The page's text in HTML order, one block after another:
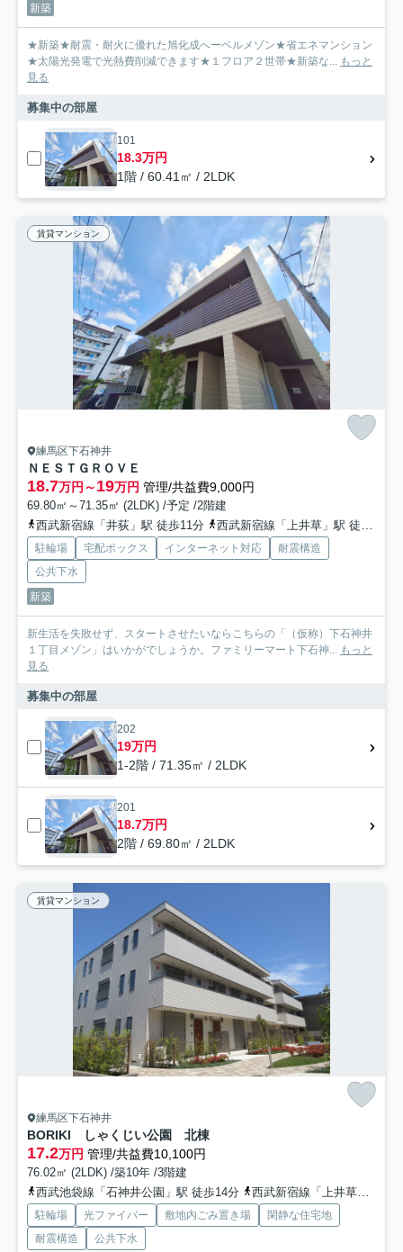
新築
★新築★耐震・耐火に優れた旭化成へーベルメゾン★省エネマンション
★太陽光発電で光熱費削減できます★１フロア２世帯★新築な...
もっと
見る
募集中の部屋
101
18.3万円
1階 / 60.41㎡ / 2LDK
賃貸マンション
練馬区下石神井
ＮＥＳＴＧＲＯＶＥ
18.7万円～19万円 管理/共益費9,000円
69.80㎡～71.35㎡ (2LDK) /予定 /2階建
西武新宿線「井荻」駅 徒歩11分
西武新宿線「上井草」駅 徒歩16分
駐輪場 宅配ボックス インターネット対応
耐震構造
公共下水
新築
新生活を失敗せず、スタートさせたいならこちらの「（仮称）下石神井
１丁目メゾン」はいかがでしょうか。ファミリーマート下石神...
もっと
見る
募集中の部屋
202
19万円
1-2階 / 71.35㎡ / 2LDK
201
18.7万円
2階 / 69.80㎡ / 2LDK
賃貸マンション
練馬区下石神井
BORIKI しゃくじい公園 北棟
17.2万円 管理/共益費10,100円
76.02㎡ (2LDK) /築10年 /3階建
西武池袋線「石神井公園」駅 徒歩14分
西武新宿線「上井草」駅 徒歩15分
駐輪場 光ファイバー 敷地内ごみ置き場
閑静な住宅地
耐震構造
公共下水